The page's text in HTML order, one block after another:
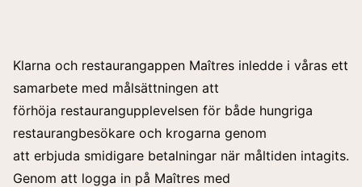
Klarna och restaurangappen Maîtres inledde i våras ett
samarbete med målsättningen att
förhöja restaurangupplevelsen för både hungriga
restaurangbesökare och krogarna genom
att erbjuda smidigare betalningar när måltiden intagits.
Genom att logga in på Maîtres med